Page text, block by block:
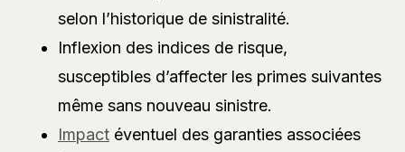
selon l’historique de sinistralité.
Inflexion des indices de risque,
susceptibles d’affecter les primes suivantes
même sans nouveau sinistre.
Impact éventuel des garanties associées